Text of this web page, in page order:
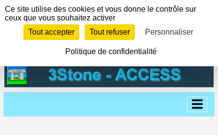
Panneau de gestion des cookies
Ce site utilise des cookies et vous donne le contrôle sur
ceux que vous souhaitez activer
Tout accepter
Tout refuser Personnaliser
Politique de confidentialité